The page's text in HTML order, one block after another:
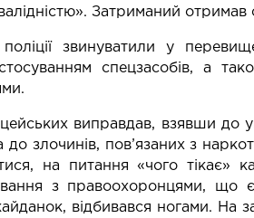
Затриманий отримав
поліції звинуватили у
спецзасобів, а
виправдав, взявши до
до злочинів, пов’язаних з
на питання «чого тікає»
з правоохоронцями, що
відбивався ногами. На